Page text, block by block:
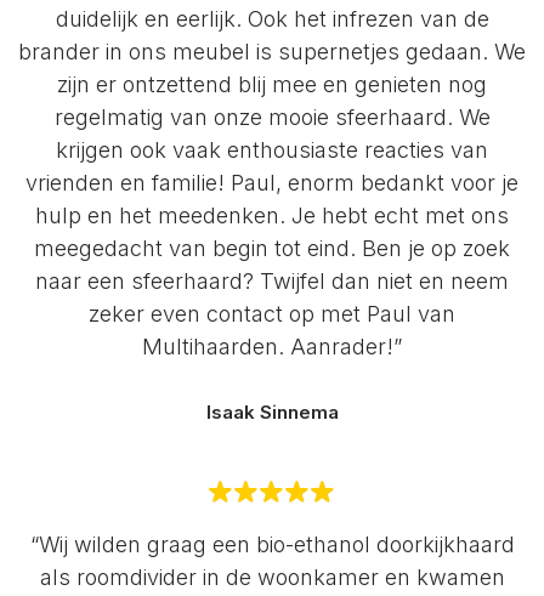
duidelijk en eerlijk. Ook het infrezen van de
brander in ons meubel is supernetjes gedaan. We
zijn er ontzettend blij mee en genieten nog
regelmatig van onze mooie sfeerhaard. We
krijgen ook vaak enthousiaste reacties van
vrienden en familie! Paul, enorm bedankt voor je
hulp en het meedenken. Je hebt echt met ons
meegedacht van begin tot eind. Ben je op zoek
naar een sfeerhaard? Twijfel dan niet en neem
zeker even contact op met Paul van
Multihaarden. Aanrader!”
Isaak Sinnema
“Wij wilden graag een bio-ethanol doorkijkhaard
als roomdivider in de woonkamer en kwamen